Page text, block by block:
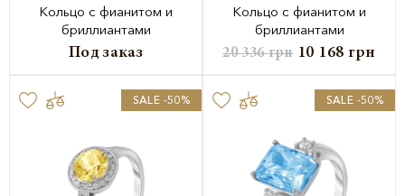
Кольцо с фианитом и
бриллиантами
Под заказ
Кольцо с фианитом и
бриллиантами
20 336грн 10 168 грн
SALE -50% SALE -50%